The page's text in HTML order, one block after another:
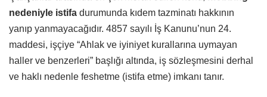
nedeniyle istifa durumunda kıdem tazminatı hakkının
yanıp yanmayacağıdır. 4857 sayılı İş Kanunu’nun 24.
maddesi, işçiye “Ahlak ve iyiniyet kurallarına uymayan
haller ve benzerleri” başlığı altında, iş sözleşmesini derhal
ve haklı nedenle feshetme (istifa etme) imkanı tanır.